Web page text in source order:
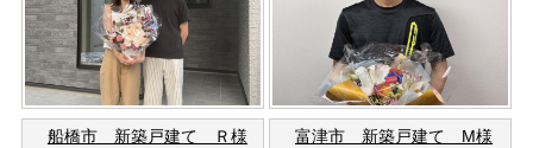
船橋市 新築戸建て Ｒ様 富津市 新築戸建て M様